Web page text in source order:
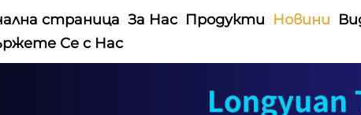
страница За Нас Продукти Новини
Се с Нас